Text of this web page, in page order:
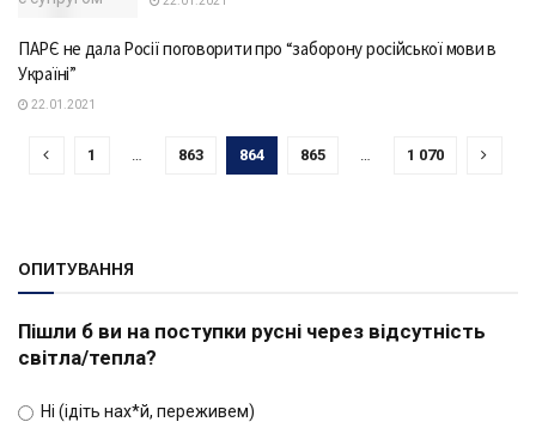
ПАРЄ не дала Росії поговорити про “заборону російської мови в
Україні”
22.01.2021
1 863 864 865 1 070
ОПИТУВАННЯ
Пішли б ви на поступки русні через відсутність
світла/тепла?
Ні (ідіть нах*й, переживем)